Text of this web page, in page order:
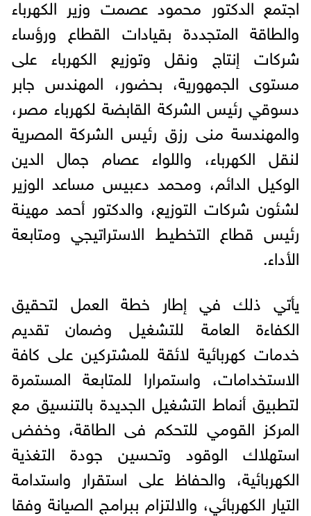
والطاقة المتجددة بقيادات القطاع ورؤساء
شركات إنتاج ونقل وتوزيع الكهرباء على
مستوى الجمهورية، بحضور، المهندس جابر
دسوقي رئيس الشركة القابضة لكهرباء مصر،
والمهندسة منى رزق رئيس الشركة المصرية
لنقل الكهرباء، واللواء عصام جمال الدين
الوكيل الدائم، ومحمد دعبيس مساعد الوزير
لشئون شركات التوزيع، والدكتور أحمد مهينة
رئيس قطاع التخطيط الاستراتيجي ومتابعة
الأداء.
يأتي ذلك في إطار خطة العمل لتحقيق
الكفاءة العامة للتشغيل وضمان تقديم
خدمات كهربائية لائقة للمشتركين على كافة
الاستخدامات، واستمرارا للمتابعة المستمرة
لتطبيق أنماط التشغيل الجديدة بالتنسيق مع
المركز القومي للتحكم فى الطاقة، وخفض
استهلاك الوقود وتحسين جودة التغذية
الكهربائية، والحفاظ على استقرار واستدامة
التيار الكهربائي، والالتزام ببرامج الصيانة وفقا